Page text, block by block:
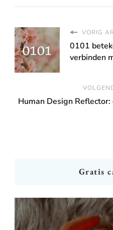
VORIG
0101
verbinden
Human Design Reflector:
Gratis